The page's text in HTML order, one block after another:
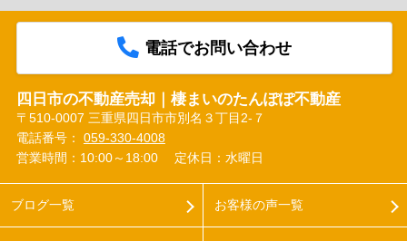
電話でお問い合わせ
四日市の不動産売却｜棲まいのたんぽぽ不動産
〒510-0007 三重県四日市市別名３丁目2-７
電話番号： 059-330-4008
営業時間：10:00～18:00
定休日：水曜日
ブログ一覧 お客様の声一覧